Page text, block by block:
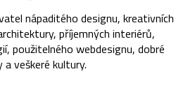
nápaditého designu, kreativních
příjemných interiérů,
použitelného webdesignu, dobré
a veškeré kultury.